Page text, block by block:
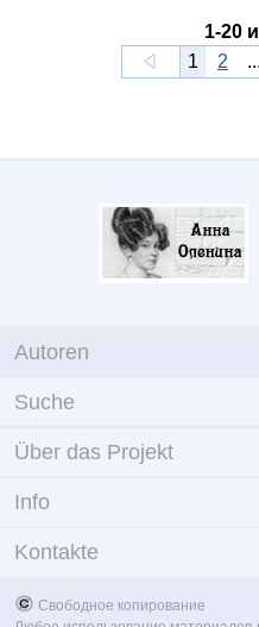
1-20
1
2 ...
Autoren
Suche
Über das Projekt
Info
Kontakte
Свободное копирование